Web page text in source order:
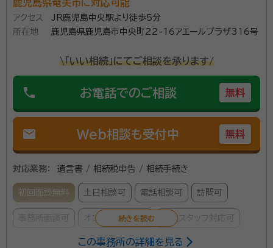
鹿児島県奄美市に対応可能
アクセス
JR鹿児島中央駅より徒歩5分
所在地
鹿児島県鹿児島市中央町22-16アエールプラザ316号
\「いい相続」にてご相談を承ります/
phone お電話でのご相談 無料
mail Web相談も受付中 無料
対応業務： 遺言書 / 相続税申告 / 相続手続き
初回面談無料 土日相談可 電話相談可 訪問可
オンライン面談可 女性スタッフ対応可
この事務所の詳細を見る